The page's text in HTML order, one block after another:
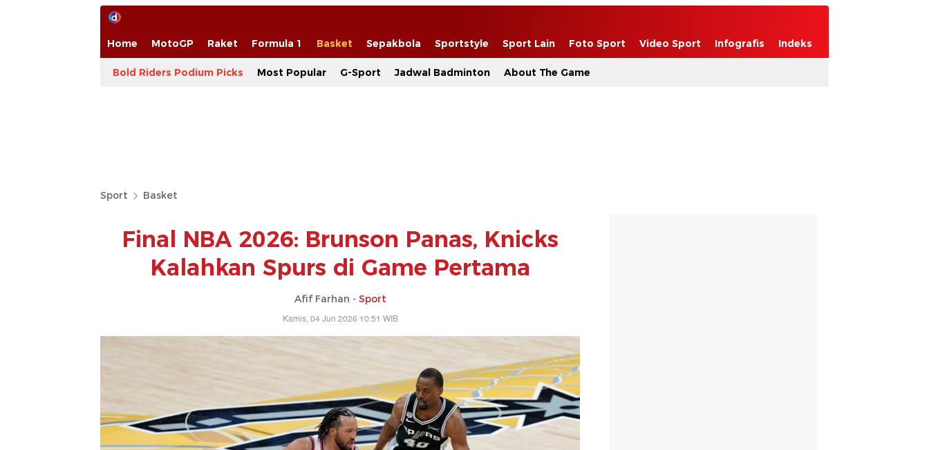
Home MotoGP Raket Formula 1 Basket Sepakbola Sportstyle Sport Lain Foto Sport Video Sport Infografis Indeks
Bold Riders Podium Picks Most Popular G-Sport Jadwal Badminton About The Game
Sport Basket
Final NBA 2026: Brunson Panas, Knicks
Kalahkan Spurs di Game Pertama
Afif Farhan - Sport
Kamis, 04 Jun 2026 10:51 WIB